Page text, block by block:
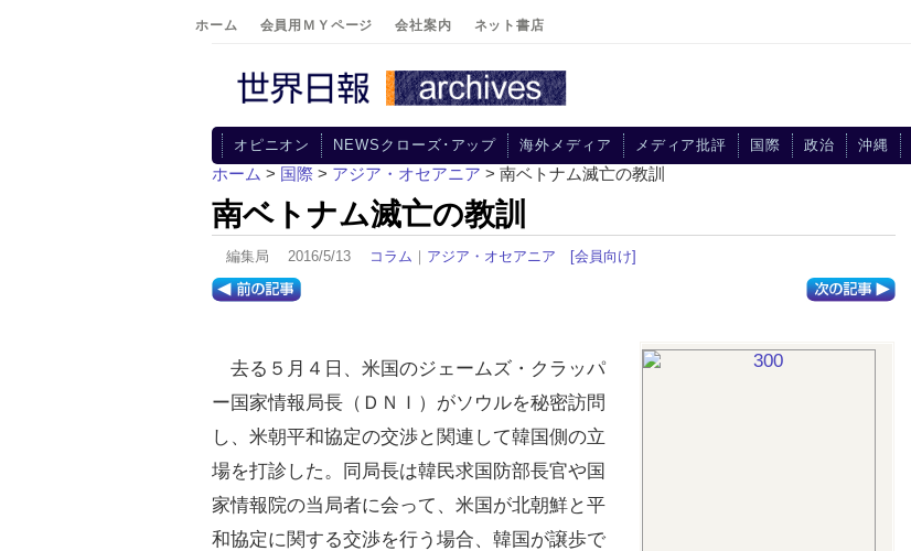
ホーム 会員用ＭＹページ 会社案内 ネット書店
オピニオン NEWSクローズ･アップ 海外メディア メディア批評 国際 政治 沖縄
ホーム > 国際 > アジア・オセアニア > 南ベトナム滅亡の教訓
南ベトナム滅亡の教訓
編集局 2016/5/13 コラム ｜ アジア・オセアニア [会員向け]
去る５月４日、米国のジェームズ・クラッパ
ー国家情報局長（ＤＮＩ）がソウルを秘密訪問
し、米朝平和協定の交渉と関連して韓国側の立
場を打診した。同局長は韓民求国防部長官や国
家情報院の当局者に会って、米国が北朝鮮と平
和協定に関する交渉を行う場合、韓国が譲歩で